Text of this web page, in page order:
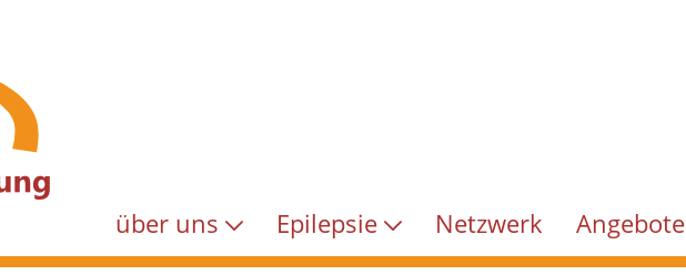
über uns Epilepsie Netzwerk Angebote